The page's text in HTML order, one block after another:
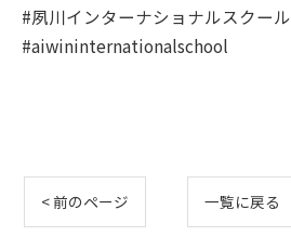
#夙川インターナショナルスクール
#aiwininternationalschool
< 前のページ 一覧に戻る